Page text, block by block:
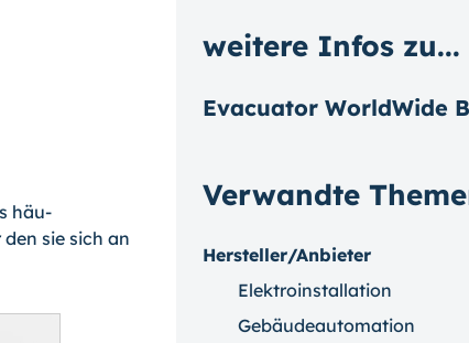
häu­
sie sich an
Verwandte
Hersteller/Anbieter
Elektroinstallation
Gebäudeautomation
weitere Infos zu...
Evacuator WorldWide